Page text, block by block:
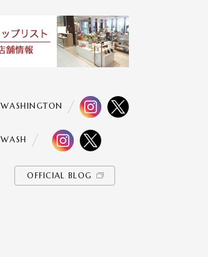
WASHINGTON
WASH
OFFICIAL BLOG